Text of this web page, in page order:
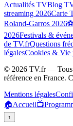
Actualités TVBlog
streaming 2026Carte
Roland-Garros 2026
2026Festivals &
de TV.frQuestions
légalesCookies & Vie
© 2026 TV.fr — Tous
référence en France.
Mentions légales
🏠Accueil📺
↑